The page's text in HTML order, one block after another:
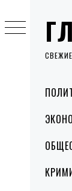
Menu
to
content